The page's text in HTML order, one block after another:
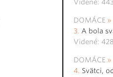
Videné: 443
DOMÁCE
A bola
Videné: 428
DOMÁCE
Svätci,